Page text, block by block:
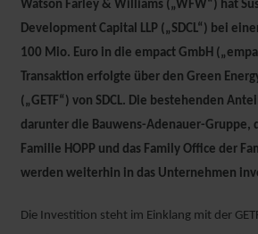
Watson Farley & Williams („WFW“) hat
Development Capital LLP („SDCL“) bei
100 Mio. Euro in die empact GmbH
Transaktion erfolgte über den Green
(„GETF“) von SDCL. Die bestehenden
darunter die Bauwens-Adenauer-Gruppe,
Familie HOPP und das Family Office der
werden weiterhin in das Unternehmen
Die Investition steht im Einklang mit der